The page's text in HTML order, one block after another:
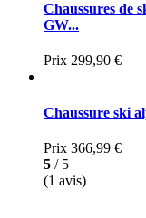
Chaussures de
GW...
Prix 299,90 €
Chaussure ski
Prix 366,99 €
5 / 5
(1 avis)